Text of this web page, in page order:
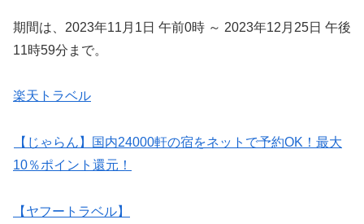
期間は、2023年11月1日 午前0時 ～ 2023年12月25日 午後
11時59分まで。
楽天トラベル
【じゃらん】国内24000軒の宿をネットで予約OK！最大
10％ポイント還元！
【ヤフートラベル】